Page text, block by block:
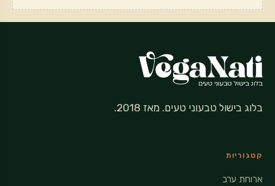
בלוג בישול טבעוני טעים. מאז 2018.
קטגוריות
ארוחת ערב